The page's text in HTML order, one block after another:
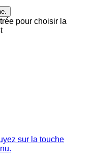
pour choisir la
sur la touche